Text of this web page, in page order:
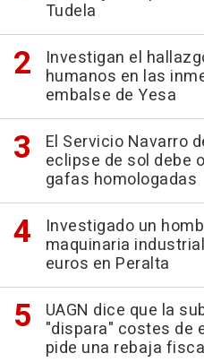
Tudela
Investigan el
humanos en las
embalse de Yesa
El Servicio Navarro
eclipse de sol debe
gafas homologadas
Investigado un
maquinaria
euros en Peralta
UAGN dice que la
"dispara" costes de
pide una rebaja